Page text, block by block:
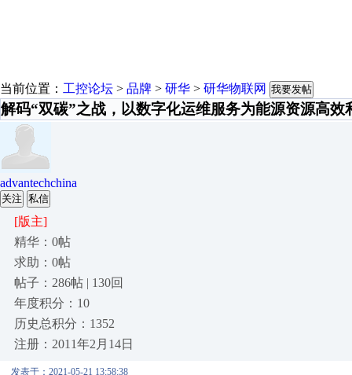
当前位置： 工控论坛 > 品牌 > 研华 > 研华物联网 我要发帖
解码“双碳”之战，以数字化运维服务为能源资源高效
advantechchina
关注 私信
[版主]
精华：0帖
求助：0帖
帖子：286帖 | 130回
年度积分：10
历史总积分：1352
注册：2011年2月14日
发表于：2021-05-21 13:58:38